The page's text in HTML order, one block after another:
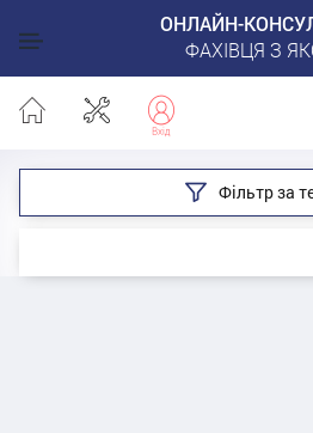
ОНЛАЙН-
ФАХІВЦЯ З
Фільтр за